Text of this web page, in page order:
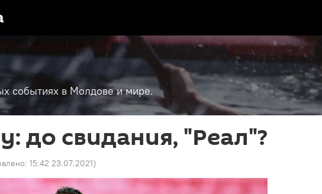
событиях в Молдове и мире.
до свидания, "Реал"?
15:42 23.07.2021)